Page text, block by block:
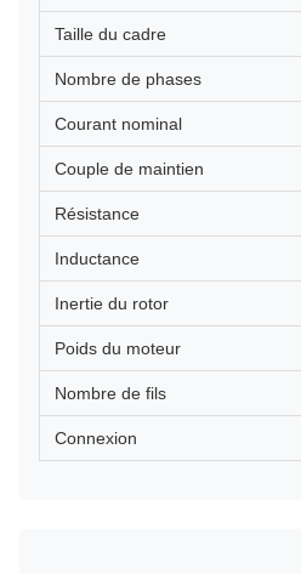
Taille du cadre
Nombre de phases
Courant nominal
Couple de maintien
Résistance
Inductance
Inertie du rotor
Poids du moteur
Nombre de fils
Connexion